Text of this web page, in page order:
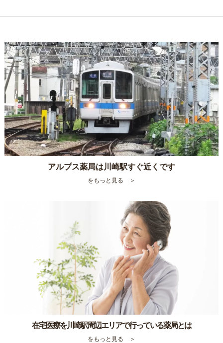
アルプス薬局は川崎駅すぐ近くです
をもっと見る ＞
在宅医療を川崎駅周辺エリアで行っている薬局とは
をもっと見る ＞